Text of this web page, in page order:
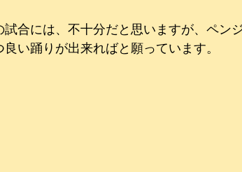
合には、不十分だと思いますが、ペン
い踊りが出来ればと願っています。